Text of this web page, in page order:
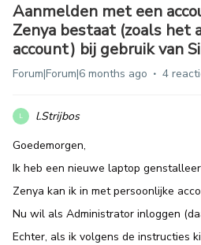
Aanmelden met een
Zenya bestaat (zoals het
account) bij gebruik van
Forum|Forum|6 months ago 4
L
l.Strijbos
Goedemorgen,
Ik heb een nieuwe laptop
Zenya kan ik in met persoonlijke
Nu wil als Administrator inloggen
Echter, als ik volgens de instructies